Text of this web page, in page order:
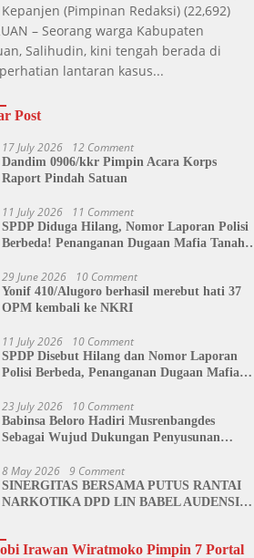
(Pimpinan Redaksi) (22,692)
– Seorang warga Kabupaten
Salihudin, kini tengah berada di
lantaran kasus...
Post
17 July 2026 12 Comment
Dandim 0906/kkr Pimpin Acara Korps
Raport Pindah Satuan
11 July 2026 11 Comment
SPDP Diduga Hilang, Nomor Laporan Polisi
Berbeda! Penanganan Dugaan Mafia Tanah
Siap Kawal Hingga Tingkat Pusat
29 June 2026 10 Comment
Yonif 410/Alugoro berhasil merebut hati 37
OPM kembali ke NKRI
11 July 2026 10 Comment
SPDP Disebut Hilang dan Nomor Laporan
Polisi Berbeda, Penanganan Dugaan Mafia
23 July 2026 10 Comment
Babinsa Beloro Hadiri Musrenbangdes
Sebagai Wujud Dukungan Penyusunan
8 May 2026 9 Comment
SINERGITAS BERSAMA PUTUS RANTAI
NARKOTIKA DPD LIN BABEL AUDENSI
Irawan Wiratmoko Pimpin 7 Portal